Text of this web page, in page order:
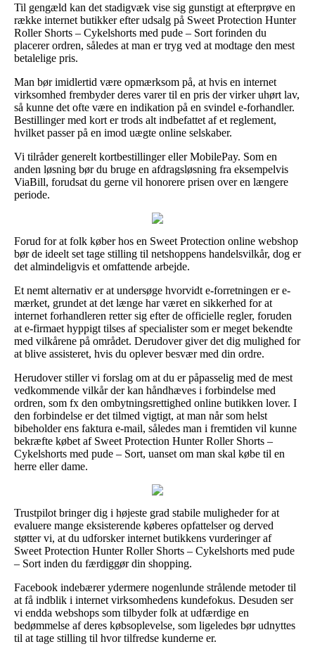
Til gengæld kan det stadigvæk vise sig gunstigt at efterprøve en
række internet butikker efter udsalg på Sweet Protection Hunter
Roller Shorts – Cykelshorts med pude – Sort forinden du
placerer ordren, således at man er tryg ved at modtage den mest
betalelige pris.
Man bør imidlertid være opmærksom på, at hvis en internet
virksomhed frembyder deres varer til en pris der virker uhørt lav,
så kunne det ofte være en indikation på en svindel e-forhandler.
Bestillinger med kort er trods alt indbefattet af et reglement,
hvilket passer på en imod uægte online selskaber.
Vi tilråder generelt kortbestillinger eller MobilePay. Som en
anden løsning bør du bruge en afdragsløsning fra eksempelvis
ViaBill, forudsat du gerne vil honorere prisen over en længere
periode.
Forud for at folk køber hos en Sweet Protection online webshop
bør de ideelt set tage stilling til netshoppens handelsvilkår, dog er
det almindeligvis et omfattende arbejde.
Et nemt alternativ er at undersøge hvorvidt e-forretningen er e-
mærket, grundet at det længe har været en sikkerhed for at
internet forhandleren retter sig efter de officielle regler, foruden
at e-firmaet hyppigt tilses af specialister som er meget bekendte
med vilkårene på området. Derudover giver det dig mulighed for
at blive assisteret, hvis du oplever besvær med din ordre.
Herudover stiller vi forslag om at du er påpasselig med de mest
vedkommende vilkår der kan håndhæves i forbindelse med
ordren, som fx den ombytningsrettighed online butikken lover. I
den forbindelse er det tilmed vigtigt, at man når som helst
bibeholder ens faktura e-mail, således man i fremtiden vil kunne
bekræfte købet af Sweet Protection Hunter Roller Shorts –
Cykelshorts med pude – Sort, uanset om man skal købe til en
herre eller dame.
Trustpilot bringer dig i højeste grad stabile muligheder for at
evaluere mange eksisterende køberes opfattelser og derved
støtter vi, at du udforsker internet butikkens vurderinger af
Sweet Protection Hunter Roller Shorts – Cykelshorts med pude
– Sort inden du færdiggør din shopping.
Facebook indebærer ydermere nogenlunde strålende metoder til
at få indblik i internet virksomhedens kundefokus. Desuden ser
vi endda webshops som tilbyder folk at udfærdige en
bedømmelse af deres købsoplevelse, som ligeledes bør udnyttes
til at tage stilling til hvor tilfredse kunderne er.